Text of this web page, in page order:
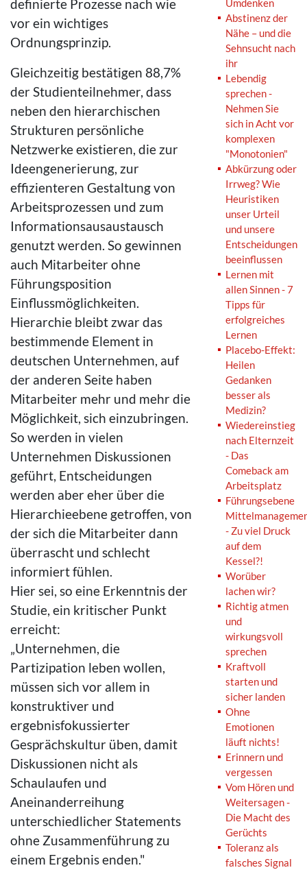
definierte Prozesse nach wie
vor ein wichtiges
Ordnungsprinzip.
Gleichzeitig bestätigen 88,7%
der Studienteilnehmer, dass
neben den hierarchischen
Strukturen persönliche
Netzwerke existieren, die zur
Ideengenerierung, zur
effizienteren Gestaltung von
Arbeitsprozessen und zum
Informationsausaustausch
genutzt werden. So gewinnen
auch Mitarbeiter ohne
Führungsposition
Einflussmöglichkeiten.
Hierarchie bleibt zwar das
bestimmende Element in
deutschen Unternehmen, auf
der anderen Seite haben
Mitarbeiter mehr und mehr die
Möglichkeit, sich einzubringen.
So werden in vielen
Unternehmen Diskussionen
geführt, Entscheidungen
werden aber eher über die
Hierarchieebene getroffen, von
der sich die Mitarbeiter dann
überrascht und schlecht
informiert fühlen.
Hier sei, so eine Erkenntnis der
Studie, ein kritischer Punkt
erreicht:
„Unternehmen, die
Partizipation leben wollen,
müssen sich vor allem in
konstruktiver und
ergebnisfokussierter
Gesprächskultur üben, damit
Diskussionen nicht als
Schaulaufen und
Aneinanderreihung
unterschiedlicher Statements
ohne Zusammenführung zu
einem Ergebnis enden."
Umdenken
Abstinenz der
Nähe – und die
Sehnsucht nach
ihr
Lebendig
sprechen -
Nehmen Sie
sich in Acht vor
komplexen
"Monotonien"
Abkürzung oder
Irrweg? Wie
Heuristiken
unser Urteil
und unsere
Entscheidungen
beeinflussen
Lernen mit
allen Sinnen - 7
Tipps für
erfolgreiches
Lernen
Placebo-Effekt:
Heilen
Gedanken
besser als
Medizin?
Wiedereinstieg
nach Elternzeit
- Das
Comeback am
Arbeitsplatz
Führungsebene
- Zu viel Druck
auf dem
Kessel?!
Worüber
lachen wir?
Richtig atmen
und
wirkungsvoll
sprechen
Kraftvoll
starten und
sicher landen
Ohne
Emotionen
läuft nichts!
Erinnern und
vergessen
Vom Hören und
Weitersagen -
Die Macht des
Gerüchts
Toleranz als
falsches Signal